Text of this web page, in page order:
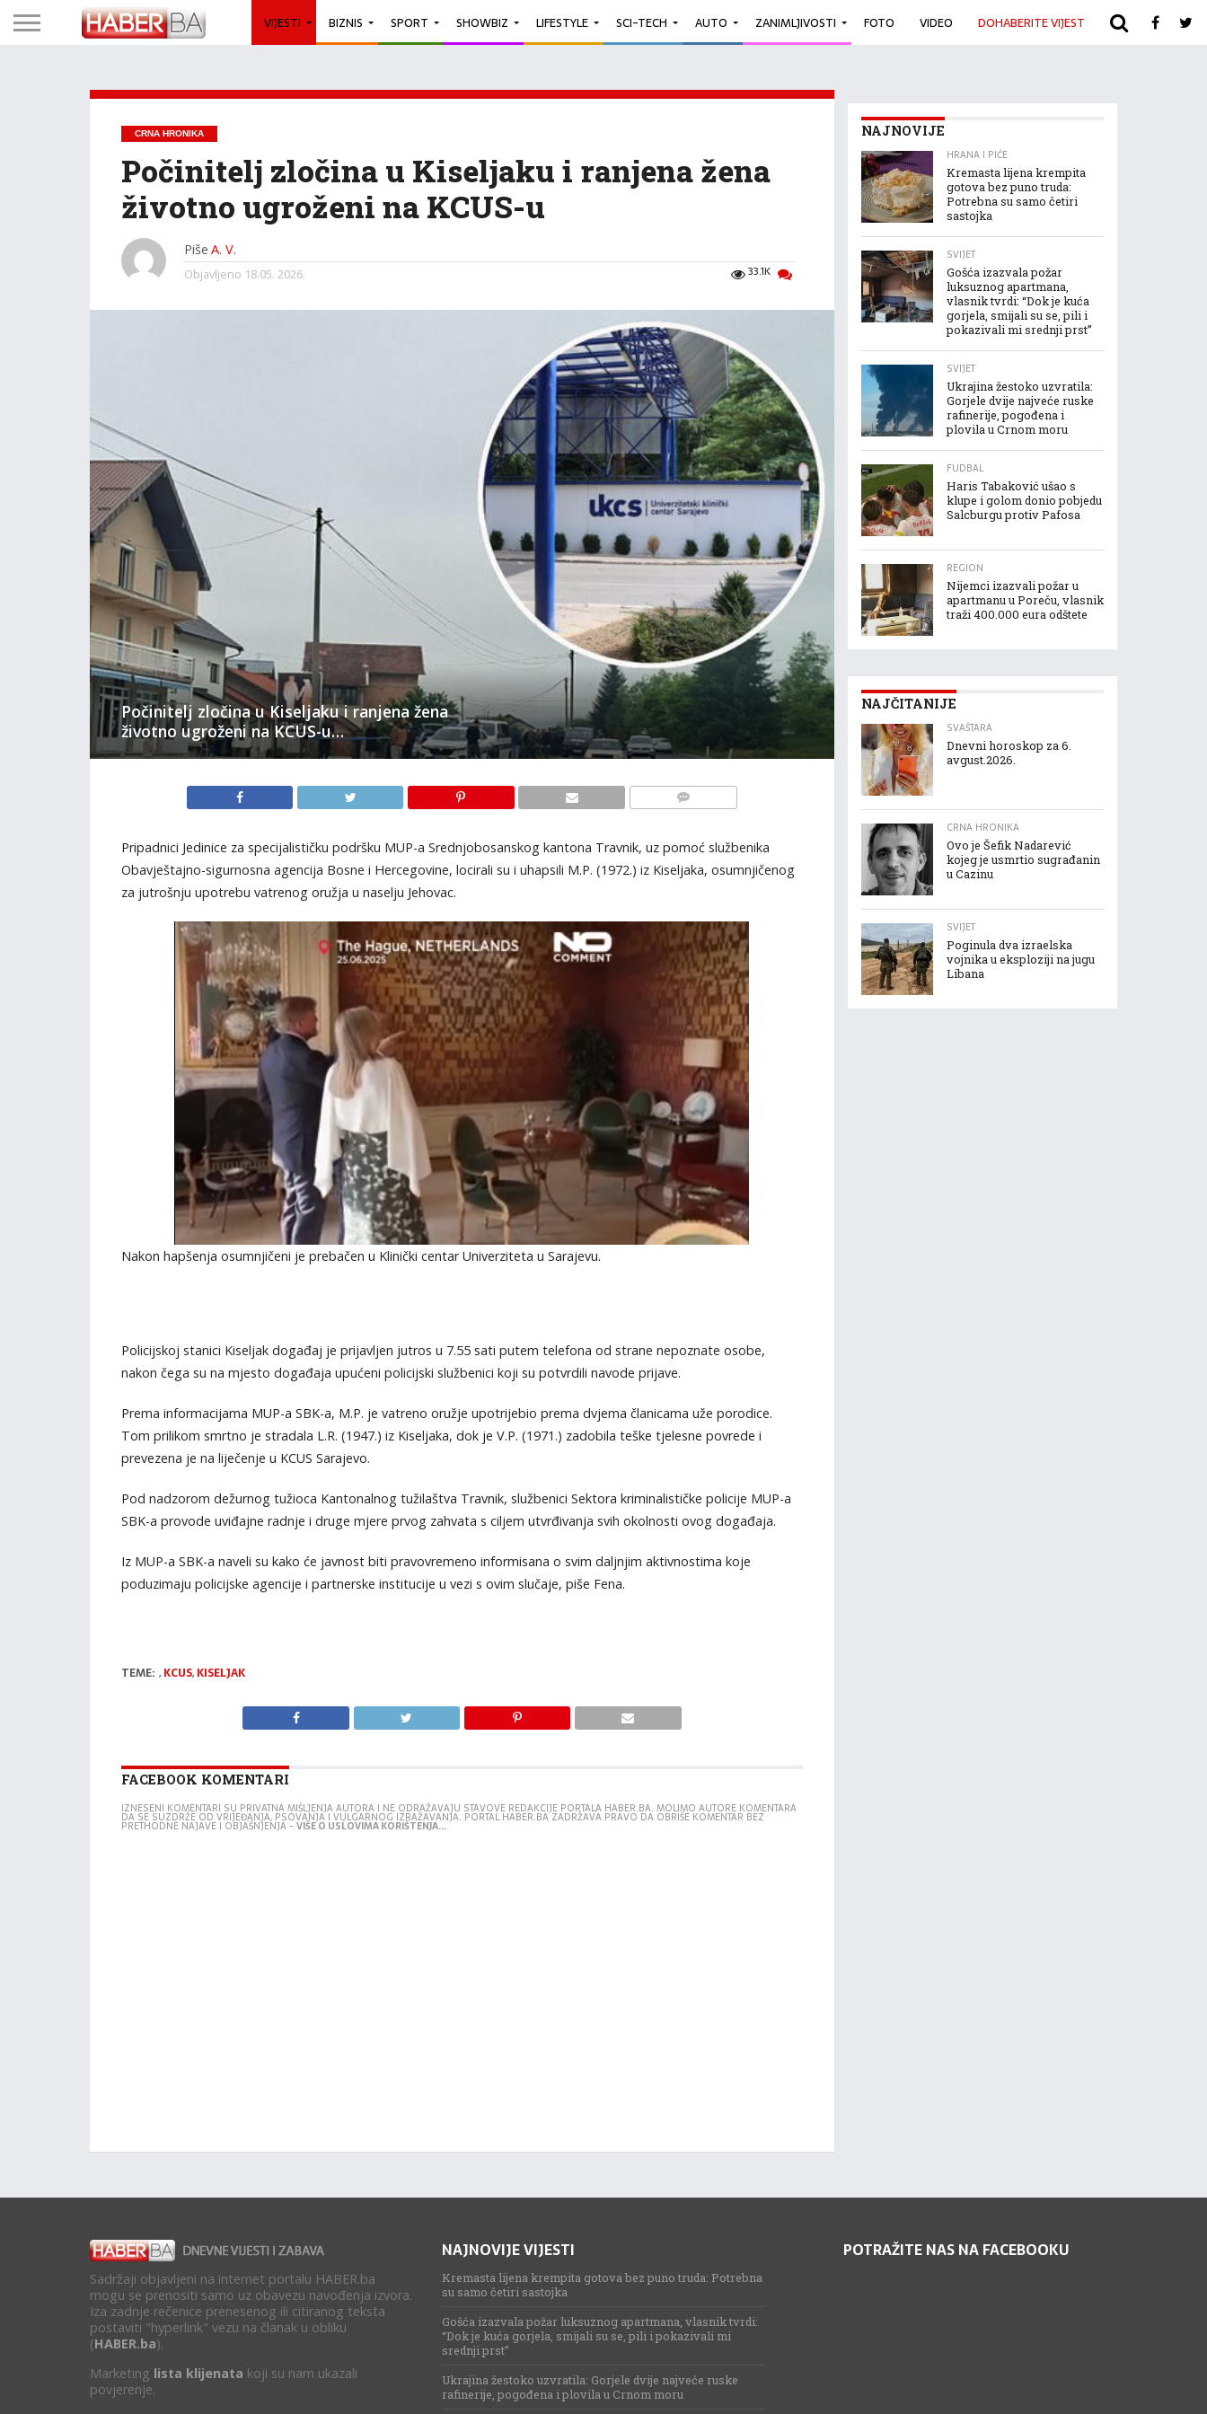
VIJESTI BIZNIS SPORT SHOWBIZ LIFESTYLE SCI-TECH AUTO ZANIMLJIVOSTI FOTO VIDEO DOHABERITE VIJEST ARHIVA
CRNA HRONIKA
Počinitelj zločina u Kiseljaku i ranjena žena
životno ugroženi na KCUS-u
Piše A. V.
33.1K
Objavljeno 18.05. 2026.
Počinitelj zločina u Kiseljaku i ranjena žena
životno ugroženi na KCUS-u…
Pripadnici Jedinice za specijalističku podršku MUP-a Srednjobosanskog kantona Travnik, uz pomoć službenika
Obavještajno-sigurnosna agencija Bosne i Hercegovine, locirali su i uhapsili M.P. (1972.) iz Kiseljaka, osumnjičenog
za jutrošnju upotrebu vatrenog oružja u naselju Jehovac.
Nakon hapšenja osumnjičeni je prebačen u Klinički centar Univerziteta u Sarajevu.
Policijskoj stanici Kiseljak događaj je prijavljen jutros u 7.55 sati putem telefona od strane nepoznate osobe,
nakon čega su na mjesto događaja upućeni policijski službenici koji su potvrdili navode prijave.
Prema informacijama MUP-a SBK-a, M.P. je vatreno oružje upotrijebio prema dvjema članicama uže porodice.
Tom prilikom smrtno je stradala L.R. (1947.) iz Kiseljaka, dok je V.P. (1971.) zadobila teške tjelesne povrede i
prevezena je na liječenje u KCUS Sarajevo.
Pod nadzorom dežurnog tužioca Kantonalnog tužilaštva Travnik, službenici Sektora kriminalističke policije MUP-a
SBK-a provode uviđajne radnje i druge mjere prvog zahvata s ciljem utvrđivanja svih okolnosti ovog događaja.
Iz MUP-a SBK-a naveli su kako će javnost biti pravovremeno informisana o svim daljnjim aktivnostima koje
poduzimaju policijske agencije i partnerske institucije u vezi s ovim slučaje, piše Fena.
TEME: , KCUS, KISELJAK
FACEBOOK KOMENTARI
IZNESENI KOMENTARI SU PRIVATNA MIŠLJENJA AUTORA I NE ODRAŽAVAJU STAVOVE REDAKCIJE PORTALA HABER.BA. MOLIMO AUTORE KOMENTARA
DA SE SUZDRŽE OD VRIJEĐANJA, PSOVANJA I VULGARNOG IZRAŽAVANJA. PORTAL HABER.BA ZADRŽAVA PRAVO DA OBRIŠE KOMENTAR BEZ
PRETHODNE NAJAVE I OBJAŠNJENJA -VIŠE O USLOVIMA KORIŠTENJA...
NAJNOVIJE
HRANA I PIĆE
Kremasta lijena krempita
gotova bez puno truda:
Potrebna su samo četiri
sastojka
SVIJET
Gošća izazvala požar
luksuznog apartmana,
vlasnik tvrdi: “Dok je kuća
gorjela, smijali su se, pili i
pokazivali mi srednji prst”
SVIJET
Ukrajina žestoko uzvratila:
Gorjele dvije najveće ruske
rafinerije, pogođena i
plovila u Crnom moru
FUDBAL
Haris Tabaković ušao s
klupe i golom donio pobjedu
Salcburgu protiv Pafosa
REGION
Nijemci izazvali požar u
apartmanu u Poreču, vlasnik
traži 400.000 eura odštete
NAJČITANIJE
SVAŠTARA
Dnevni horoskop za 6.
avgust.2026.
CRNA HRONIKA
Ovo je Šefik Nadarević
kojeg je usmrtio sugrađanin
u Cazinu
SVIJET
Poginula dva izraelska
vojnika u eksploziji na jugu
Libana
Sadržaji objavljeni na internet portalu HABER.ba
mogu se prenositi samo uz obavezu navođenja izvora.
Iza zadnje rečenice prenesenog ili citiranog teksta
postaviti "hyperlink" vezu na članak u obliku
(HABER.ba).
Marketing lista klijenata koji su nam ukazali
povjerenje.
NAJNOVIJE VIJESTI
Kremasta lijena krempita gotova bez puno truda: Potrebna
su samo četiri sastojka
Gošća izazvala požar luksuznog apartmana, vlasnik tvrdi:
“Dok je kuća gorjela, smijali su se, pili i pokazivali mi
srednji prst”
Ukrajina žestoko uzvratila: Gorjele dvije najveće ruske
rafinerije, pogođena i plovila u Crnom moru
POTRAŽITE NAS NA FACEBOOKU